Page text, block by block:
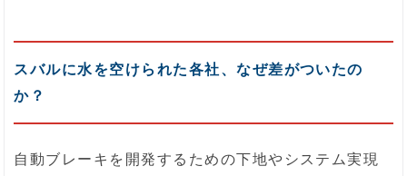
スバルに水を空けられた各社、なぜ差がついたの
か？
自動ブレーキを開発するための下地やシステム実現